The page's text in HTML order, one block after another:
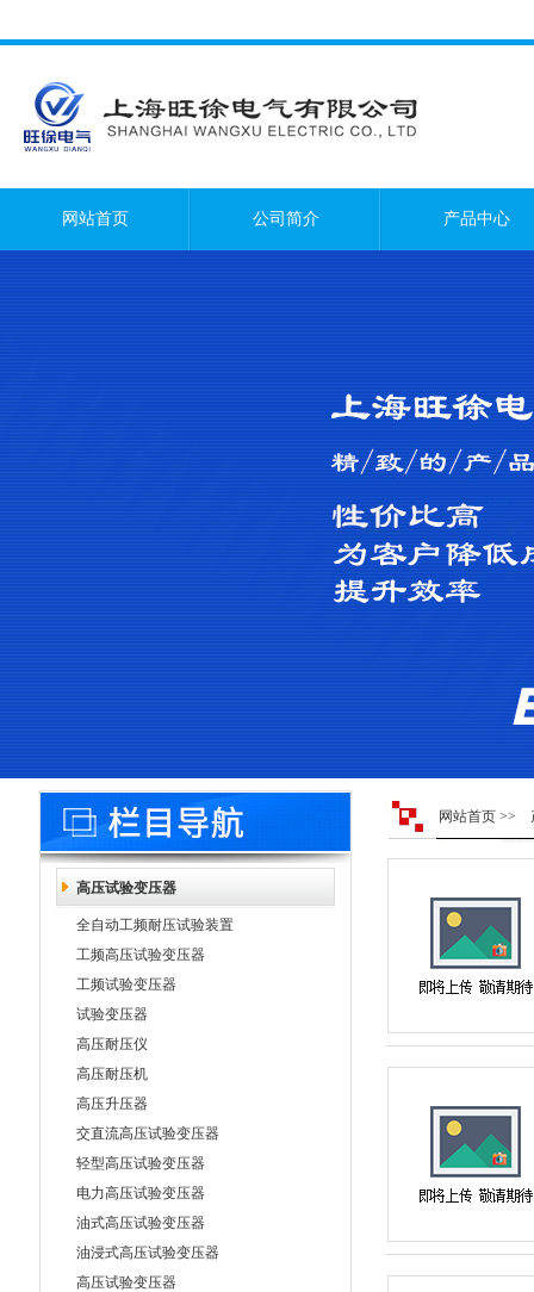
网站首页 公司简介 产品中心
高压试验变压器
全自动工频耐压试验装置
工频高压试验变压器
工频试验变压器
试验变压器
高压耐压仪
高压耐压机
高压升压器
交直流高压试验变压器
轻型高压试验变压器
电力高压试验变压器
油式高压试验变压器
油浸式高压试验变压器
高压试验变压器
网站首页 >>